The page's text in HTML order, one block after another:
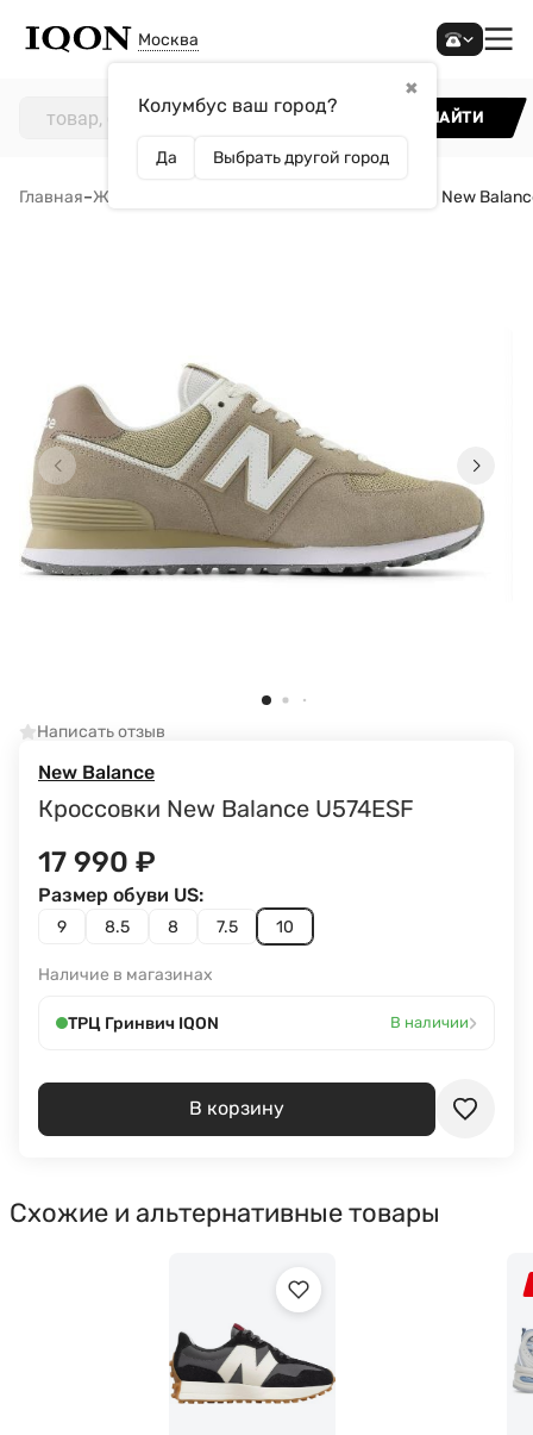
Москва
✖
Колумбус ваш город?
Да Выбрать другой город
НАЙТИ
Главная–Женщинам Кроссовки New
Написать отзыв
New Balance
Кроссовки New Balance U574ESF
17 990 ₽
9 8.5 8 7.5 10
Размер обуви US:
Наличие в магазинах
ТРЦ Гринвич IQON В наличии›
В корзину
Схожие и альтернативные товары